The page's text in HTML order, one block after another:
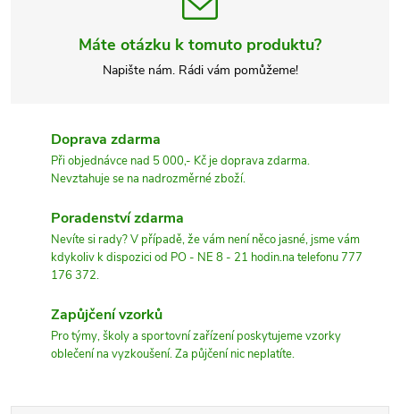
Máte otázku k tomuto produktu?
Napište nám. Rádi vám pomůžeme!
Doprava zdarma
Při objednávce nad 5 000,- Kč je doprava zdarma.
Nevztahuje se na nadrozměrné zboží.
Poradenství zdarma
Nevíte si rady? V případě, že vám není něco jasné, jsme vám
kdykoliv k dispozici od PO - NE 8 - 21 hodin.na telefonu 777
176 372.
Zapůjčení vzorků
Pro týmy, školy a sportovní zařízení poskytujeme vzorky
oblečení na vyzkoušení. Za půjčení nic neplatíte.